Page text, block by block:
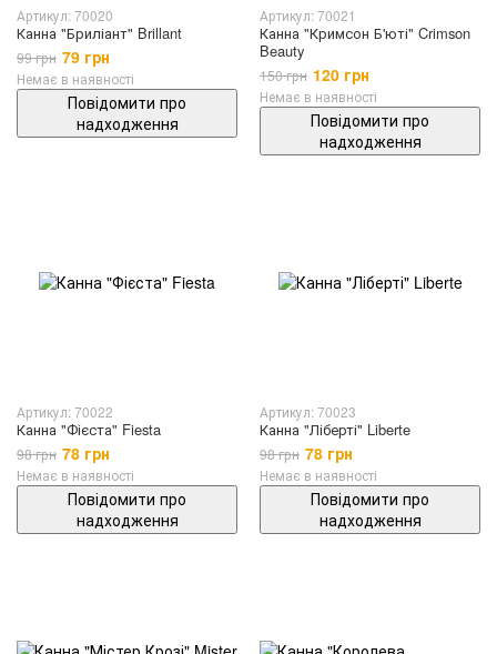
Артикул: 70020
Канна "Бриліант" Brillant
99 грн 79 грн
Немає в наявності
Повідомити про
надходження
Артикул: 70021
Канна "Кримсон Б'юті" Crimson
Beauty
150 грн 120 грн
Немає в наявності
Повідомити про
надходження
Артикул: 70022
Канна "Фієста" Fiesta
98 грн 78 грн
Немає в наявності
Повідомити про
надходження
Артикул: 70023
Канна "Ліберті" Liberte
98 грн 78 грн
Немає в наявності
Повідомити про
надходження